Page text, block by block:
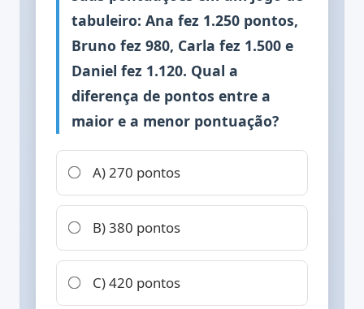
tabuleiro: Ana fez 1.250 pontos,
Bruno fez 980, Carla fez 1.500 e
Daniel fez 1.120. Qual a
diferença de pontos entre a
maior e a menor pontuação?
A) 270 pontos
B) 380 pontos
C) 420 pontos